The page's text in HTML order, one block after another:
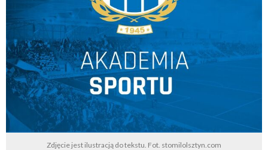
Zdjęcie jest ilustracją do tekstu. Fot. stomilolsztyn.com